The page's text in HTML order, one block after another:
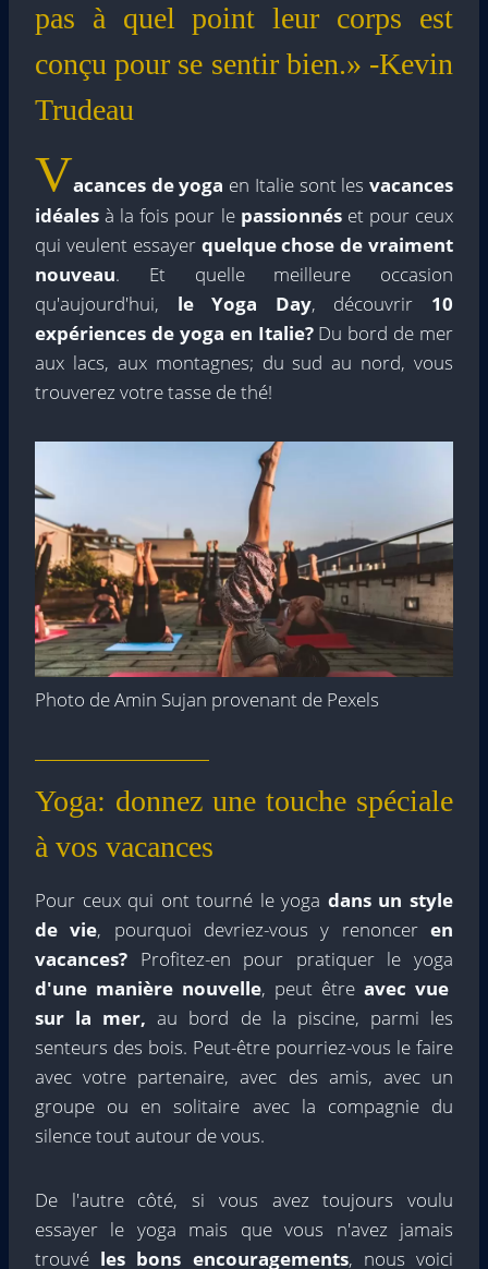
pas à quel point leur corps est
conçu pour se sentir bien.» -Kevin
Trudeau
Vacances de yoga en Italie sont lesvacances
idéales à la fois pour le passionnéset pour ceux
qui veulent essayerquelque chose de vraiment
nouveau. Et quelle meilleure occasion
qu'aujourd'hui, le Yoga Day, découvrir 10
expériences de yoga en Italie?Du bord de mer
aux lacs, aux montagnes; du sud au nord, vous
trouverez votre tasse de thé!
Photo de Amin Sujan provenant de Pexels
Yoga: donnez une touche spéciale
à vos vacances
Pour ceux qui ont tourné le yoga dans un style
de vie, pourquoi devriez-vous y renonceren
vacances? Profitez-en pour pratiquer le yoga
d'une manière nouvelle, peut être avec vue
sur la mer, au bord de la piscine, parmi les
senteurs des bois. Peut-être pourriez-vous le faire
avec votre partenaire, avec des amis, avec un
groupe ou en solitaire avec la compagnie du
silence tout autour de vous.
De l'autre côté, si vous avez toujours voulu
essayer le yoga mais que vous n'avez jamais
trouvé les bons encouragements, nous voici